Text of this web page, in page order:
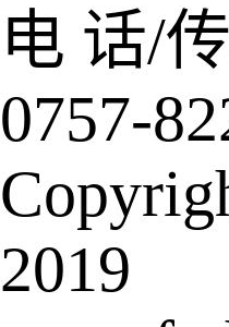
电 话/传
0757-
2019